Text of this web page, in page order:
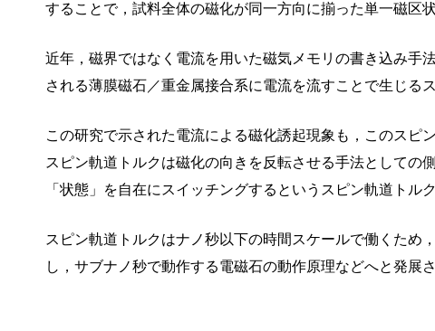
することで，試料全体の磁化が同一方向に揃った単一磁区
近年，磁界ではなく電流を用いた磁気メモリの書き込み手
される薄膜磁石／重金属接合系に電流を流すことで生じる
この研究で示された電流による磁化誘起現象も，このスピ
スピン軌道トルクは磁化の向きを反転させる手法として
「状態」を自在にスイッチングするというスピン軌道トル
スピン軌道トルクはナノ秒以下の時間スケールで働くた
し，サブナノ秒で動作する電磁石の動作原理などへと発展